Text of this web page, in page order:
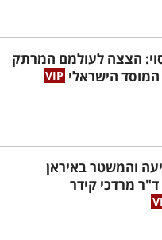
הצצה לעולמם המרתק
המוסד הישראלי
הגיעה והמשטר באיראן
מרדכי קידר